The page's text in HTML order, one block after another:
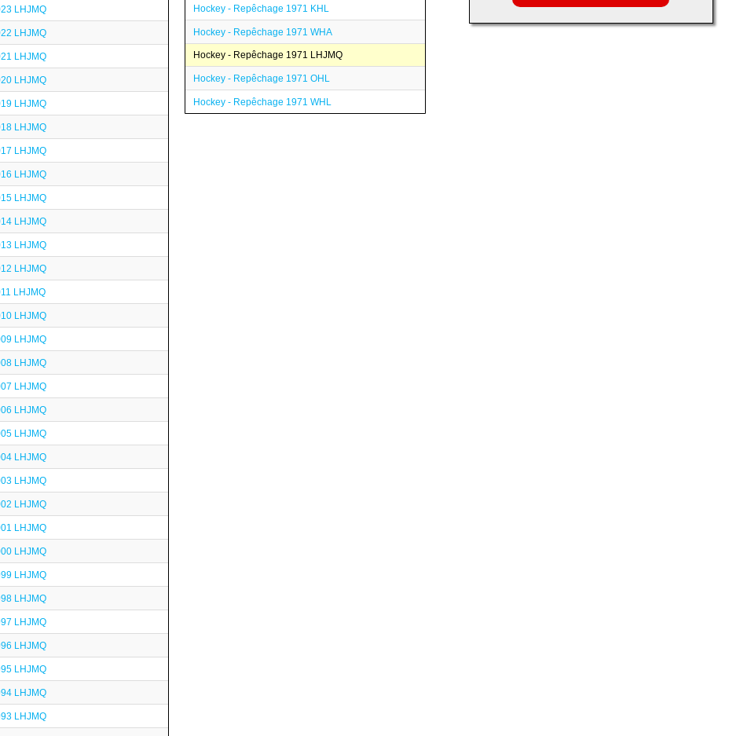
LHJMQ
LHJMQ
LHJMQ
LHJMQ
LHJMQ
LHJMQ
LHJMQ
LHJMQ
LHJMQ
LHJMQ
LHJMQ
LHJMQ
LHJMQ
LHJMQ
LHJMQ
LHJMQ
LHJMQ
LHJMQ
LHJMQ
LHJMQ
LHJMQ
LHJMQ
LHJMQ
LHJMQ
LHJMQ
LHJMQ
LHJMQ
LHJMQ
LHJMQ
LHJMQ
LHJMQ
Hockey - Repêchage 1971 KHL
Hockey - Repêchage 1971 WHA
Hockey - Repêchage 1971 LHJMQ
Hockey - Repêchage 1971 OHL
Hockey - Repêchage 1971 WHL